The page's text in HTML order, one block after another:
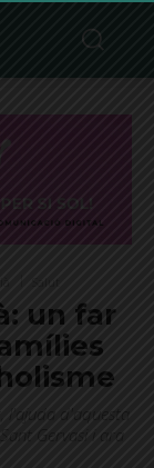
un far
l'ajuda d'aquesta
Gervasi i ara